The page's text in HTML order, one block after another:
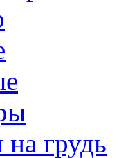
на грудь